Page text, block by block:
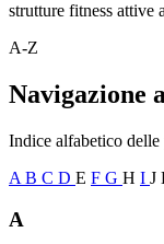
strutture fitness attive
A-Z
Navigazione
Indice alfabetico delle
A B C D E F G H I J
A